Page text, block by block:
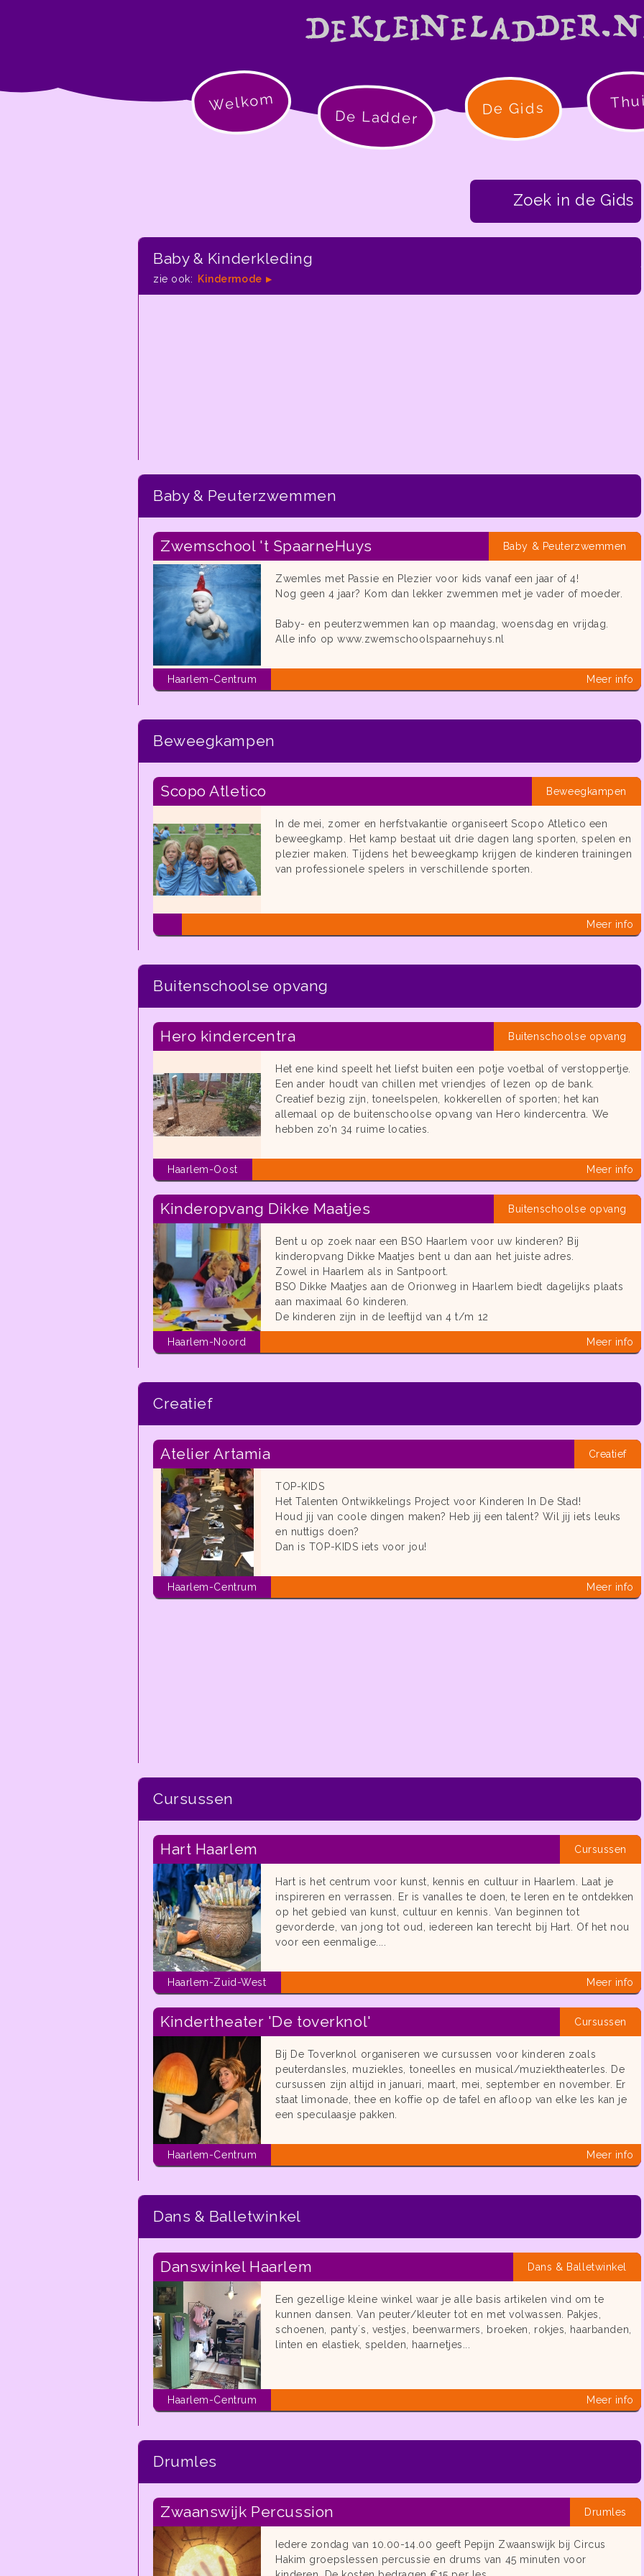
Zoek in de Gids
Baby & Kinderkleding
zie ook: Kindermode
Baby & Peuterzwemmen
Baby & Peuterzwemmen
Zwemschool 't SpaarneHuys
Zwemles met Passie en Plezier voor kids vanaf een jaar of 4!
Nog geen 4 jaar? Kom dan lekker zwemmen met je vader of moeder.
Baby- en peuterzwemmen kan op maandag, woensdag en vrijdag.
Alle info op www.zwemschoolspaarnehuys.nl
Haarlem-Centrum Meer info
Beweegkampen
Beweegkampen
Scopo Atletico
In de mei, zomer en herfstvakantie organiseert Scopo Atletico een
beweegkamp. Het kamp bestaat uit drie dagen lang sporten, spelen en
plezier maken. Tijdens het beweegkamp krijgen de kinderen trainingen
van professionele spelers in verschillende sporten.
Meer info
Buitenschoolse opvang
Buitenschoolse opvang
Hero kindercentra
Het ene kind speelt het liefst buiten een potje voetbal of verstoppertje.
Een ander houdt van chillen met vriendjes of lezen op de bank.
Creatief bezig zijn, toneelspelen, kokkerellen of sporten; het kan
allemaal op de buitenschoolse opvang van Hero kindercentra. We
hebben zo’n 34 ruime locaties.
Haarlem-Oost Meer info
Buitenschoolse opvang
Kinderopvang Dikke Maatjes
Bent u op zoek naar een BSO Haarlem voor uw kinderen? Bij
kinderopvang Dikke Maatjes bent u dan aan het juiste adres.
Zowel in Haarlem als in Santpoort.
BSO Dikke Maatjes aan de Orionweg in Haarlem biedt dagelijks plaats
aan maximaal 60 kinderen.
De kinderen zijn in de leeftijd van 4 t/m 12
Haarlem-Noord Meer info
Creatief
Creatief
Atelier Artamia
TOP-KIDS
Het Talenten Ontwikkelings Project voor Kinderen In De Stad!
Houd jij van coole dingen maken? Heb jij een talent? Wil jij iets leuks
en nuttigs doen?
Dan is TOP-KIDS iets voor jou!
Haarlem-Centrum Meer info
Cursussen
Cursussen
Hart Haarlem
Hart is het centrum voor kunst, kennis en cultuur in Haarlem. Laat je
inspireren en verrassen. Er is vanalles te doen, te leren en te ontdekken
op het gebied van kunst, cultuur en kennis. Van beginnen tot
gevorderde, van jong tot oud, iedereen kan terecht bij Hart. Of het nou
voor een eenmalige....
Haarlem-Zuid-West Meer info
Cursussen
Kindertheater 'De toverknol'
Bij De Toverknol organiseren we cursussen voor kinderen zoals
peuterdansles, muziekles, toneelles en musical/muziektheaterles. De
cursussen zijn altijd in januari, maart, mei, september en november. Er
staat limonade, thee en koffie op de tafel en afloop van elke les kan je
een speculaasje pakken.
Haarlem-Centrum Meer info
Dans & Balletwinkel
Dans & Balletwinkel
Danswinkel Haarlem
Een gezellige kleine winkel waar je alle basis artikelen vind om te
kunnen dansen. Van peuter/kleuter tot en met volwassen. Pakjes,
schoenen, panty´s, vestjes, beenwarmers, broeken, rokjes, haarbanden,
linten en elastiek, spelden, haarnetjes...
Haarlem-Centrum Meer info
Drumles
Drumles
Zwaanswijk Percussion
Iedere zondag van 10.00-14.00 geeft Pepijn Zwaanswijk bij Circus
Hakim groepslessen percussie en drums van 45 minuten voor
Welkom
De Ladder De Gids